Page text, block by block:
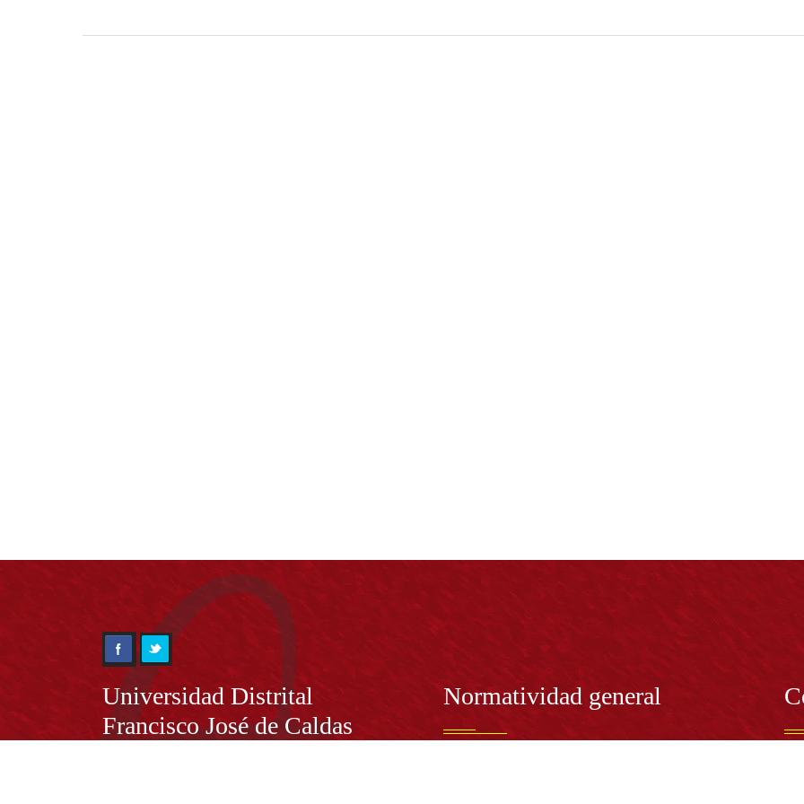
Información
Universidad Distrital
Francisco José de Caldas
Normatividad general